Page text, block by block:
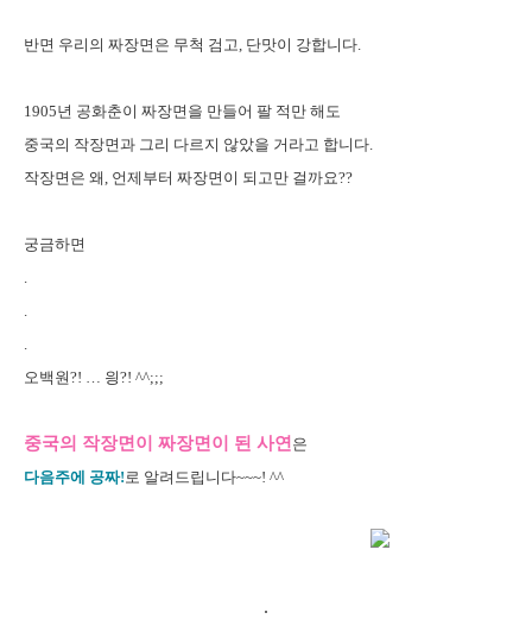
반면 우리의 짜장면은 무척 검고, 단맛이 강합니다.
1905년 공화춘이 짜장면을 만들어 팔 적만 해도
중국의 작장면과 그리 다르지 않았을 거라고 합니다.
작장면은 왜, 언제부터 짜장면이 되고만 걸까요??
궁금하면
오백원?! … 읭?! ^^;;;
중국의 작장면이 짜장면이 된 사연 은
다음주에 공짜! 로 알려드립니다~~~! ^^
.